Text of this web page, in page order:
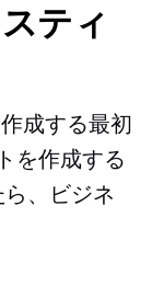
ティ
成する最初
を作成する
、ビジネ